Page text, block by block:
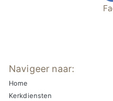
Navigeer naar:
Home
Kerkdiensten